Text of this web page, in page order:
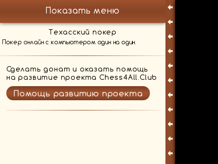
Показать меню
Техасский покер
Покер онлайн с компьютером один на один.
Сделать донат и оказать помощь
на развитие проекта Chess4All.Club
Помощь развитию проекта